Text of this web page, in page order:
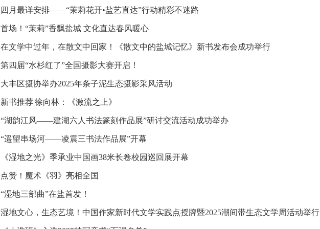
四月最详安排——“茉莉花开•盐艺直达”行动精彩不迷路
首场！“茉莉”香飘盐城 文化直达春风暖心
在文学中过年，在散文中回家！《散文中的盐城记忆》新书发布会成功举行
第四届“水杉红了”全国摄影大赛开启！
大丰区摄协举办2025年条子泥生态摄影采风活动
新书推荐|徐向林：《激流之上》
“湖韵江风——建湖六人书法篆刻作品展”研讨交流活动成功举办
“遥望串场河——凌震三书法作品展”开幕
《湿地之光》季承业中国画38米长卷校园巡回展开幕
点赞！魔术《羽》亮相全国
“湿地三部曲”在盐首发！
湿地文心，生态艺境！中国作家新时代文学实践点授牌暨2025潮间带生态文学周活动举行